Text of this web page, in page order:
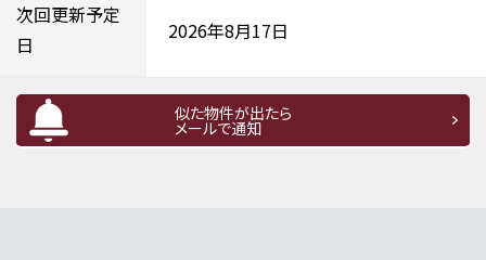
次回更新予定
日
2026年8月17日
似た物件が出たら
メールで通知